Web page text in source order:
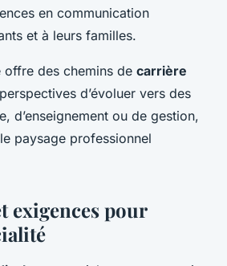
en communication
et à leurs familles.
offre des chemins de carrière
d’évoluer vers des
d’enseignement ou de gestion,
paysage professionnel
exigences pour